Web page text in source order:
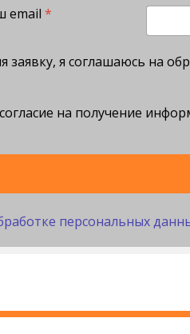
email*
заявку, я соглашаюсь на
на получение
персональных